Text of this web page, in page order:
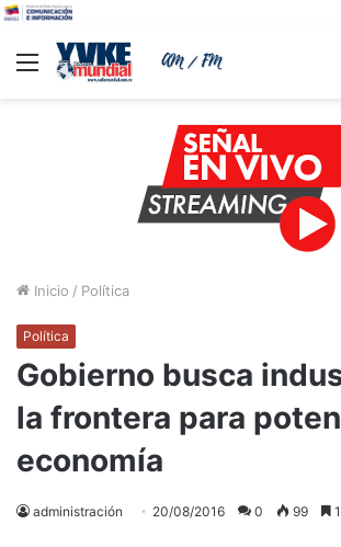
Menu
Inicio / Política
Política
Gobierno busca
la frontera para
economía
administración 20/08/2016 0 99